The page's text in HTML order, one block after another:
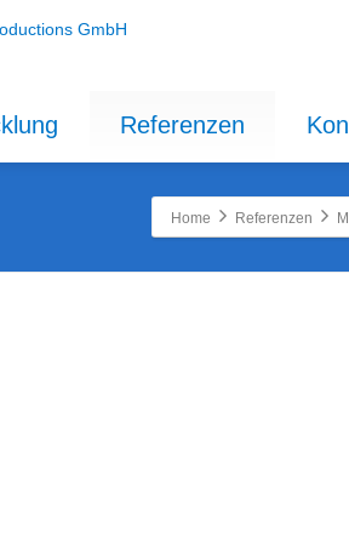
Referenzen
Home Referenzen